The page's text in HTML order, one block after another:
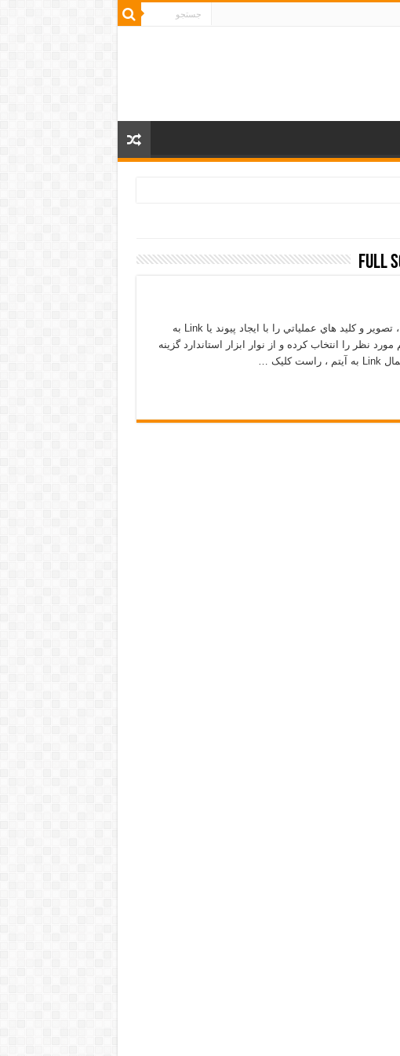
Full
ايجاد پيوند در Power Point در Power Point ميتوان متن ، تصوير و کليد هاي عملياتي را با ايجاد پيوند يا Link به
نظر را انتخاب کرده و از نوار ابزار استاندارد گزينه